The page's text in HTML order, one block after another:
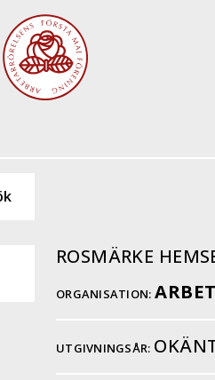
ROSMÄRKE
ORGANISATION:
UTGIVNINGSÅR: